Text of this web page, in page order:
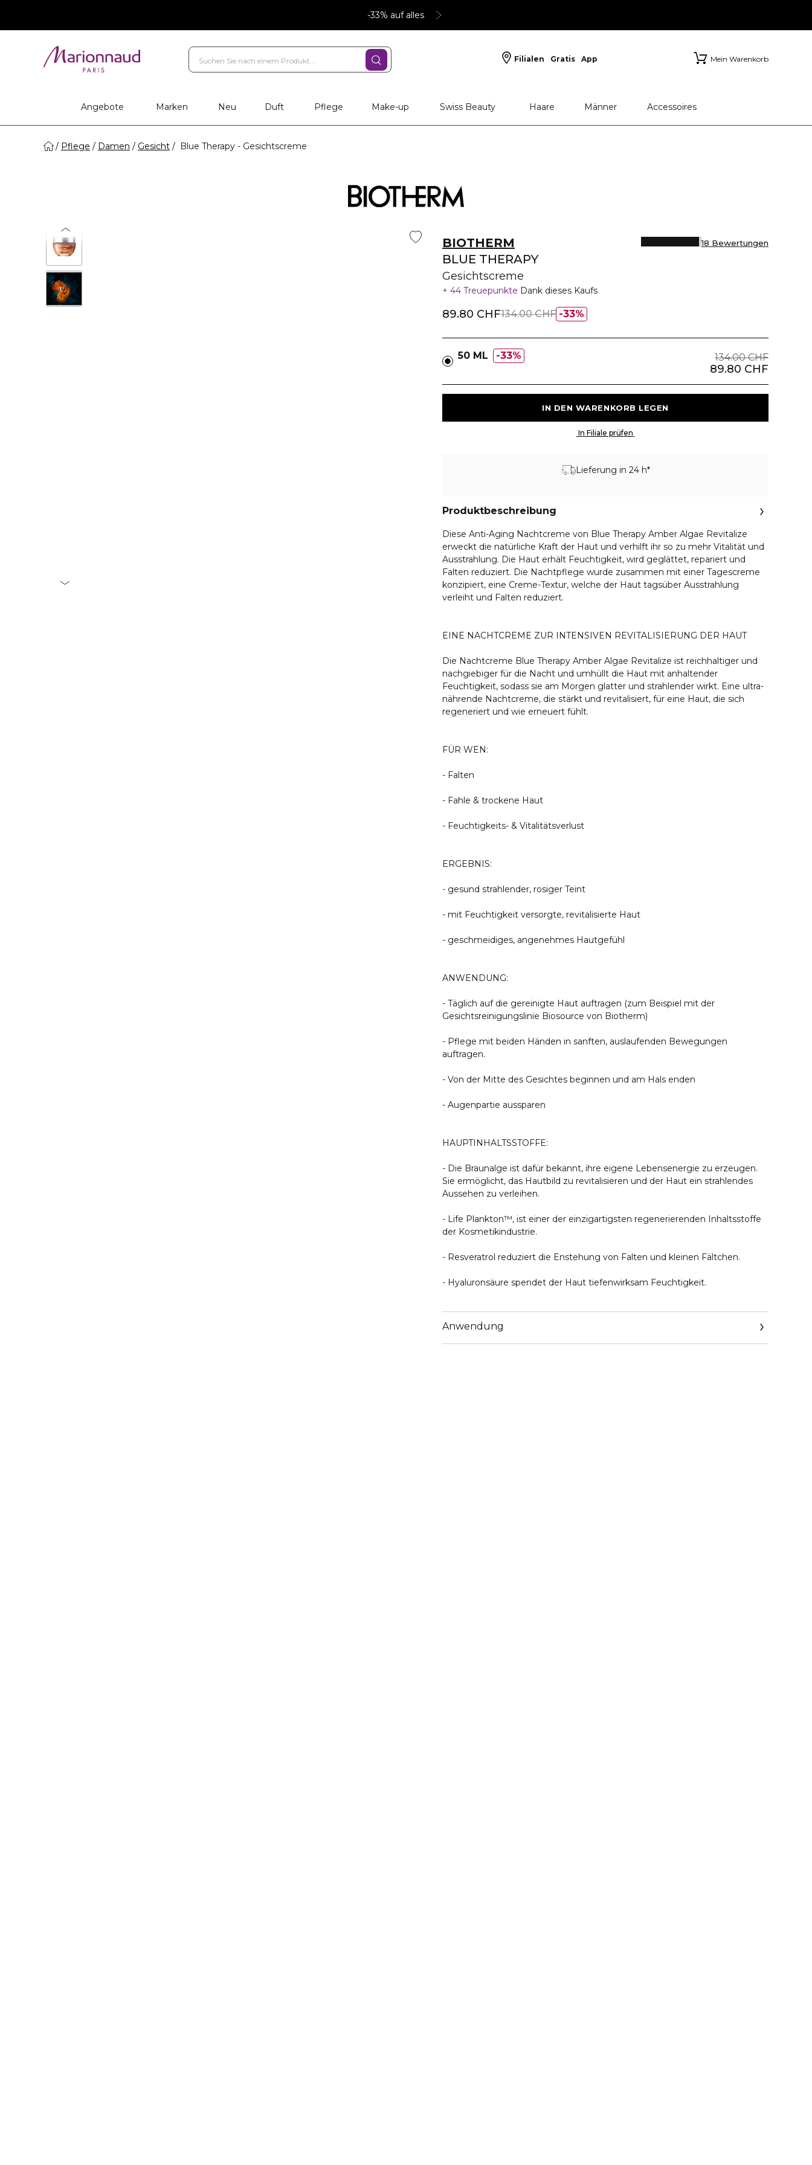
-33% auf alles
Filialen Gratis App Mein Warenkorb
Angebote Marken Neu Duft Pflege Make-up Swiss Beauty Haare Männer Accessoires
Pflege Damen Gesicht Blue Therapy - Gesichtscreme
BIOTHERM
BLUE THERAPY
Gesichtscreme
18 Bewertungen
44 Treuepunkte Dank dieses Kaufs
33%
89.80 CHF134.00 CHF
50 ML 33% 134.00 CHF
89.80 CHF
Lieferung in 24 h*
Produktbeschreibung
Diese Anti-Aging Nachtcreme von Blue Therapy Amber Algae Revitalize
erweckt die natürliche Kraft der Haut und verhilft ihr so zu mehr Vitalität und
Ausstrahlung. Die Haut erhält Feuchtigkeit, wird geglättet, repariert und
Falten reduziert. Die Nachtpflege wurde zusammen mit einer Tagescreme
konzipiert, eine Creme-Textur, welche der Haut tagsüber Ausstrahlung
verleiht und Falten reduziert.
EINE NACHTCREME ZUR INTENSIVEN REVITALISIERUNG DER HAUT
Die Nachtcreme Blue Therapy Amber Algae Revitalize ist reichhaltiger und
nachgiebiger für die Nacht und umhüllt die Haut mit anhaltender
Feuchtigkeit, sodass sie am Morgen glatter und strahlender wirkt. Eine ultra-
nährende Nachtcreme, die stärkt und revitalisiert, für eine Haut, die sich
regeneriert und wie erneuert fühlt.
FÜR WEN:
- Falten
- Fahle & trockene Haut
- Feuchtigkeits- & Vitalitätsverlust
ERGEBNIS:
- gesund strahlender, rosiger Teint
- mit Feuchtigkeit versorgte, revitalisierte Haut
- geschmeidiges, angenehmes Hautgefühl
ANWENDUNG:
- Täglich auf die gereinigte Haut auftragen (zum Beispiel mit der
Gesichtsreinigungslinie Biosource von Biotherm)
- Pflege mit beiden Händen in sanften, auslaufenden Bewegungen
auftragen.
- Von der Mitte des Gesichtes beginnen und am Hals enden
- Augenpartie aussparen
HAUPTINHALTSSTOFFE:
- Die Braunalge ist dafür bekannt, ihre eigene Lebensenergie zu erzeugen.
Sie ermöglicht, das Hautbild zu revitalisieren und der Haut ein strahlendes
Aussehen zu verleihen.
- Life Plankton™, ist einer der einzigartigsten regenerierenden Inhaltsstoffe
der Kosmetikindustrie.
- Resveratrol reduziert die Enstehung von Falten und kleinen Fältchen.
- Hyaluronsäure spendet der Haut tiefenwirksam Feuchtigkeit.
Anwendung